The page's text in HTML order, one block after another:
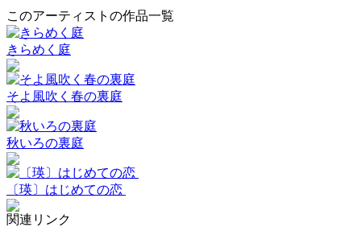
このアーティストの作品一覧
きらめく庭
そよ風吹く春の裏庭
秋いろの裏庭
〔瑛〕はじめての恋
関連リンク